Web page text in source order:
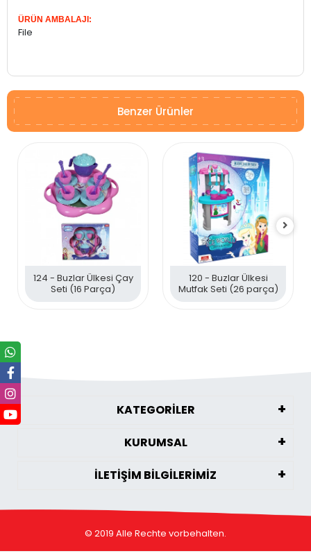
ÜRÜN AMBALAJI:
File
Benzer Ürünler
124 - Buzlar Ülkesi Çay
Seti (16 Parça)
120 - Buzlar Ülkesi
Mutfak Seti (26 parça)
KATEGORİLER
KURUMSAL
İLETİŞİM BİLGİLERİMİZ
© 2019 Alle Rechte vorbehalten.